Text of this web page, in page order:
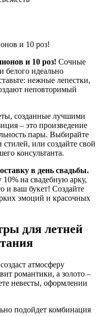
и 10 роз!
и 10 роз! Сочные
белого идеально
нежные лепестки,
неповторимый
созданные лучшими
– это произведение
пары. Выбирайте
или создайте свой
консультанта.
в день свадьбы.
10% на свадебную арку,
и ваш букет! Создайте
эмоций и красочных
для летней
атмосферу
романтики, а золото –
невесты, оформлении
подойдет комбинация